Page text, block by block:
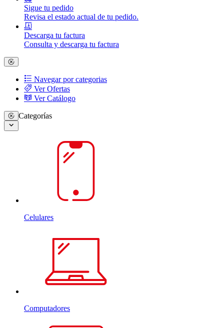
Sigue tu pedido
Revisa el estado actual de tu pedido.
Descarga tu factura
Consulta y descarga tu factura
Navegar por categorias
Ver Ofertas
Ver Catálogo
Categorías
Celulares
Computadores